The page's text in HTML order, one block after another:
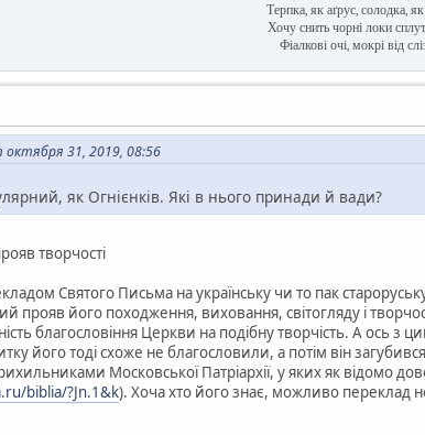
Терпка, як аґрус, солодка, як
Хочу снить чорні локи
Фіалкові очі, мокрі від
31, 2019, 08:56
як Огнієнків. Які в нього принади й вади?
творчості
Святого Письма на українську чи то пак
прояв його походження, виховання, світогляду і
благословіння Церкви на подібну творчість. А ось
його тоді схоже не благословили, а потім він
Московської Патріархії, у яких як відомо
biblia/?Jn.1&k). Хоча хто його знає, можливо переклад